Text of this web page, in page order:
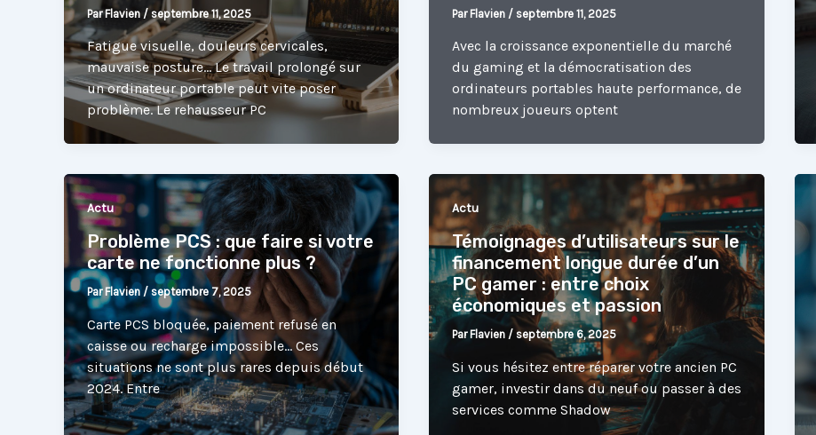
ParFlavien / septembre 11, 2025
Fatigue visuelle, douleurs cervicales,
mauvaise posture… Le travail prolongé sur
un ordinateur portable peut vite poser
problème. Le rehausseur PC
Par Flavien / septembre 11, 2025
Avec la croissance exponentielle du marché
du gaming et la démocratisation des
ordinateurs portables haute performance, de
nombreux joueurs optent
Actu
Problème PCS : que faire si votre
carte ne fonctionne plus ?
Par Flavien /septembre 7, 2025
Carte PCS bloquée, paiement refusé en
caisse ou recharge impossible… Ces
situations ne sont plus rares depuis début
2024. Entre
Actu
Témoignages d’utilisateurs sur le
financement longue durée d’un
PC gamer : entre choix
économiques et passion
ParFlavien / septembre 6, 2025
Si vous hésitez entre réparer votre ancien PC
gamer, investir dans du neuf ou passer à des
services comme Shadow